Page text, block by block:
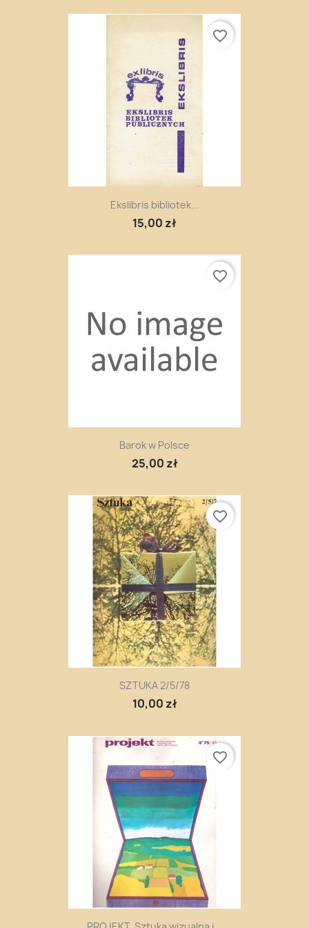
Ekslibris bibliotek...
15,00 zł
favorite_border
Barok w Polsce
25,00 zł
favorite_border
SZTUKA 2/5/78
10,00 zł
favorite_border
favorite_border